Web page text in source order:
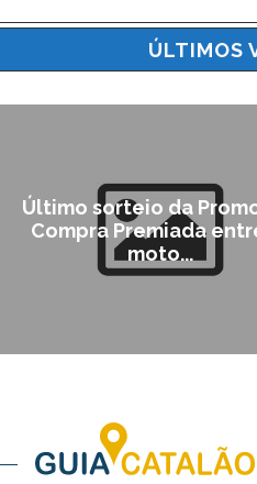
ÚLTIMOS
Último sorteio da
Compra Premiada
moto...